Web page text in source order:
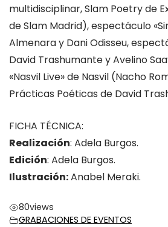
multidisciplinar, Slam Poetry de
de Slam Madrid), espectáculo
Almenara y Dani Odisseu,
David Trashumante y Avelino
«Nasvil Live» de Nasvil (Nacho
Prácticas Poéticas de David
FICHA TÉCNICA:
Realización: Adela Burgos.
Edición: Adela Burgos.
Ilustración:Anabel Meraki.
80views
GRABACIONES DE EVENTOS